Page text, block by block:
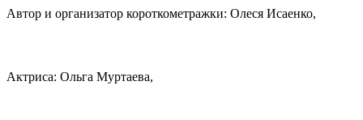
Автор и организатор короткометражки: Олеся Исаенко,
Актриса: Ольга Муртаева,